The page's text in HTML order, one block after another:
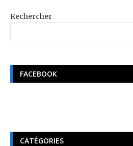
Rechercher
FACEBOOK
CATÉGORIES